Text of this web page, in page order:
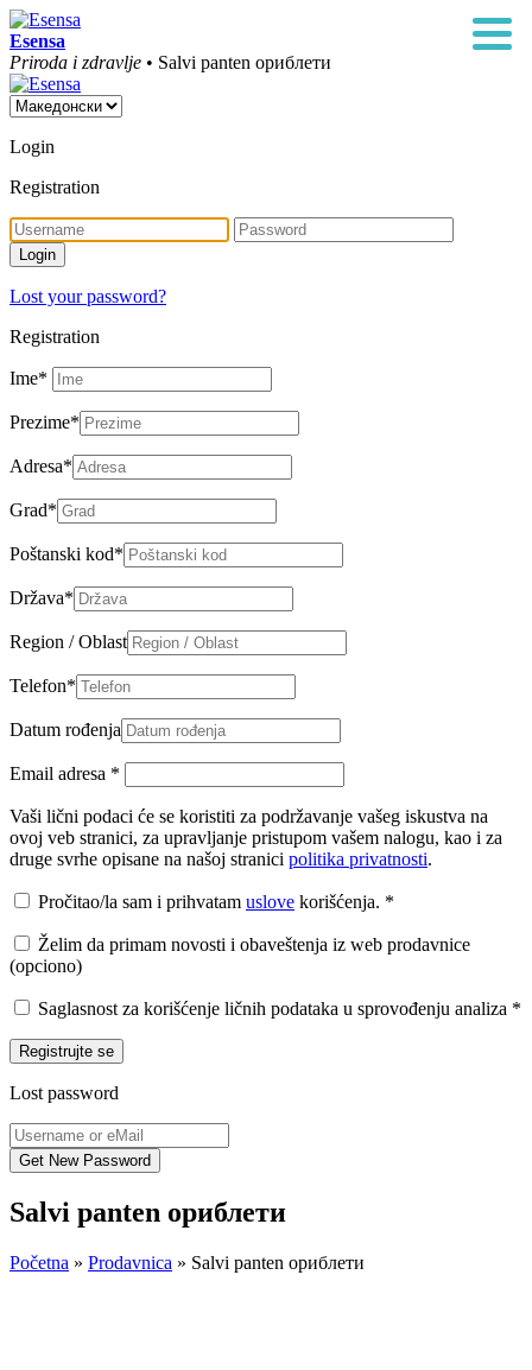
Esensa
Priroda i zdravlje • Salvi panten ориблети
Login
Registration
Lost your password?
Registration
Ime*
Prezime*
Adresa*
Grad*
Poštanski kod*
Država*
Region / Oblast
Telefon*
Datum rođenja
Email adresa *
Vaši lični podaci će se koristiti za podržavanje vašeg iskustva na
ovoj veb stranici, za upravljanje pristupom vašem nalogu, kao i za
druge svrhe opisane na našoj stranici politika privatnosti.
Pročitao/la sam i prihvatam uslove korišćenja. *
Želim da primam novosti i obaveštenja iz web prodavnice
(opciono)
Saglasnost za korišćenje ličnih podataka u sprovođenju analiza *
Registrujte se
Lost password
Salvi panten ориблети
Početna » Prodavnica » Salvi panten ориблети